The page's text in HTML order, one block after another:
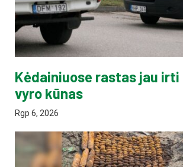
Kėdainiuose rastas jau
vyro kūnas
Rgp 6, 2026